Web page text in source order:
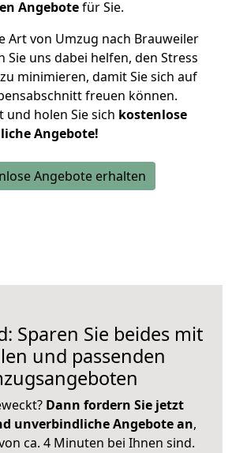
Angebotefür Sie.
Art von Umzug nach Brauweiler
Sie uns dabei helfen, den Stress
minimieren, damit Sie sich auf
freuen können.
und holen Sie sich kostenlose
Angebote!
Angebote erhalten
Sparen Sie beides mit
und passenden
Dann fordern Sie jetzt
unverbindliche Angebote an,
ca. 4 Minuten bei Ihnen sind.